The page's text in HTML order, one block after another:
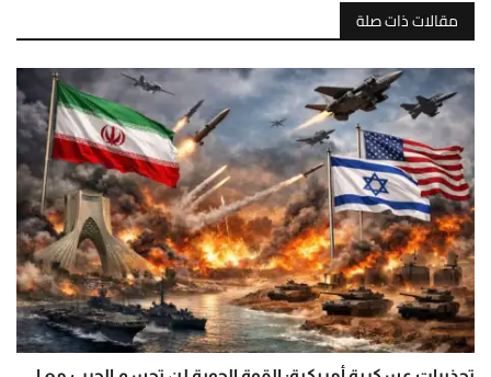
مقالات ذات صلة